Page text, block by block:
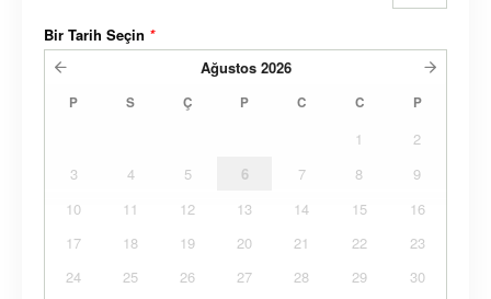
Bir Tarih Seçin *
Ağustos 2026
P S Ç P C C P
1
2
3
4 5 6 7 8
9
10
11 12 13 14 15
16
17
18 19 20 21 22
23
24
25 26 27 28 29
30